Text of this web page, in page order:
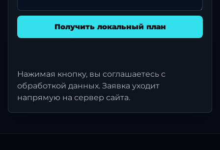
Получить локальный план
Нажимая кнопку, вы соглашаетесь с
обработкой данных. Заявка уходит
напрямую на сервер сайта.